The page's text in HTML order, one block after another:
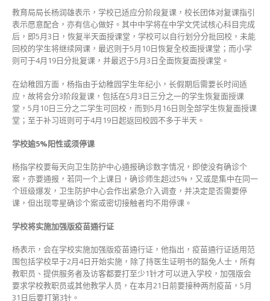
教育局局长杨润雄表示，学校已适应分阶段复课，校长团体对复课指引
表示愿意配合，亦有信心做好。其中中学将在中学文凭试核心科目完成
后，即5月3日，恢复半天面授课堂，学校可以自行划分分批回校，未能
回校的学生将继续网课，最迟则于5月10日恢复全校面授课堂；而小学
则可于4月19日分批复课，并最迟于5月3日全面恢复面授课堂。
在幼稚园方面，杨指由于幼稚园学生年纪小，长假期后需要长时间适
应，故将会分3阶段复课，包括在5月3日三分之一的学生恢复面授课
堂，5月10日三分之二学生可回校，而到5月16日则全部学生恢复面授课
堂；至于补习班则可于4月19日起返回校园不多于半天。
学校逾5%阳性或须停课
杨指学校要每天向卫生防护中心通报确诊数字情况，即使没有确诊个
案，亦要通报，若同一个上课日，确诊师生超过5%，又或是集中在同一
个班级爆发，卫生防护中心会作出紧急介入调查，并决定是否需要停
课，但出现零星确诊个案或密切接触者均不用停课。
学校将实施加强版疫苗通行证
杨表示，会在学校实施加强版疫苗通行证，他指出，疫苗通行证适用范
围包括学校早于2月4日开始实施，除了持医生证明书的豁免人士，所有
教职员、提供服务者及访客都要打至少1针才可以进入学校，加强版会
要求学校教职员或其他教学人员，在本月21日前要接种两剂疫苗，5月
31日后要打第3针。